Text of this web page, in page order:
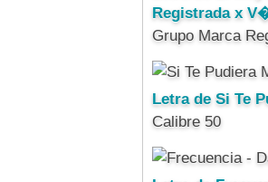
Registrada x
Grupo Marca
Letra de Si Te
Calibre 50